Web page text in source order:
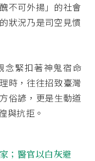
不可外揚」的社會
狀況乃是司空見慣
念緊扣著神鬼宿命
時，往往招致臺灣
俗諺，更是生動道
與抗拒。
；醫官以白灰避